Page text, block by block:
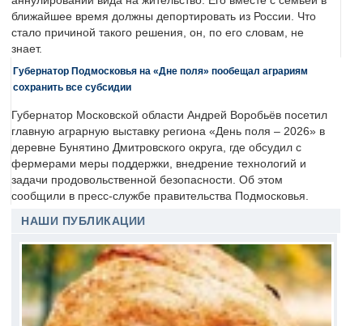
ближайшее время должны депортировать из России. Что
стало причиной такого решения, он, по его словам, не
знает.
Губернатор Подмосковья на «Дне поля» пообещал аграриям
сохранить все субсидии
Губернатор Московской области Андрей Воробьёв посетил
главную аграрную выставку региона «День поля – 2026» в
деревне Бунятино Дмитровского округа, где обсудил с
фермерами меры поддержки, внедрение технологий и
задачи продовольственной безопасности. Об этом
сообщили в пресс-службе правительства Подмосковья.
НАШИ ПУБЛИКАЦИИ